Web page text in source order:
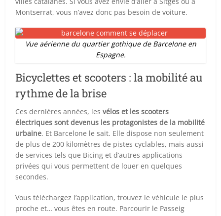
Montserrat, vous n’avez donc pas besoin de voiture.
Vue aérienne du quartier gothique de Barcelone en
Espagne.
Bicyclettes et scooters : la mobilité au
rythme de la brise
Ces dernières années, lesvélos et les scooters
électriques sont devenus les protagonistes de la mobilité
urbaine. Et Barcelone le sait. Elle dispose non seulement
de plus de 200 kilomètres de pistes cyclables, mais aussi
de services tels que Bicing et d’autres applications
privées qui vous permettent de louer en quelques
secondes.
Vous téléchargez l’application, trouvez le véhicule le plus
proche et… vous êtes en route. Parcourir le Passeig